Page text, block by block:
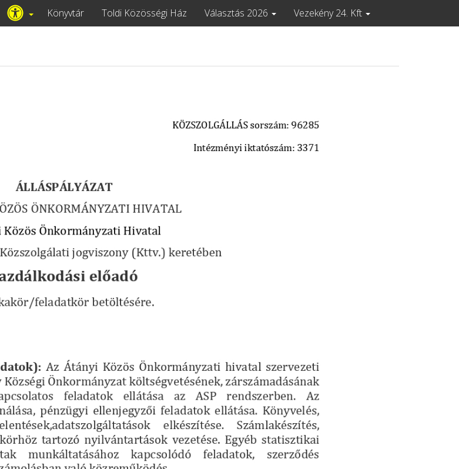
Könyvtár Toldi Közösségi Ház Választás 2026 Vezekény 24. Kft